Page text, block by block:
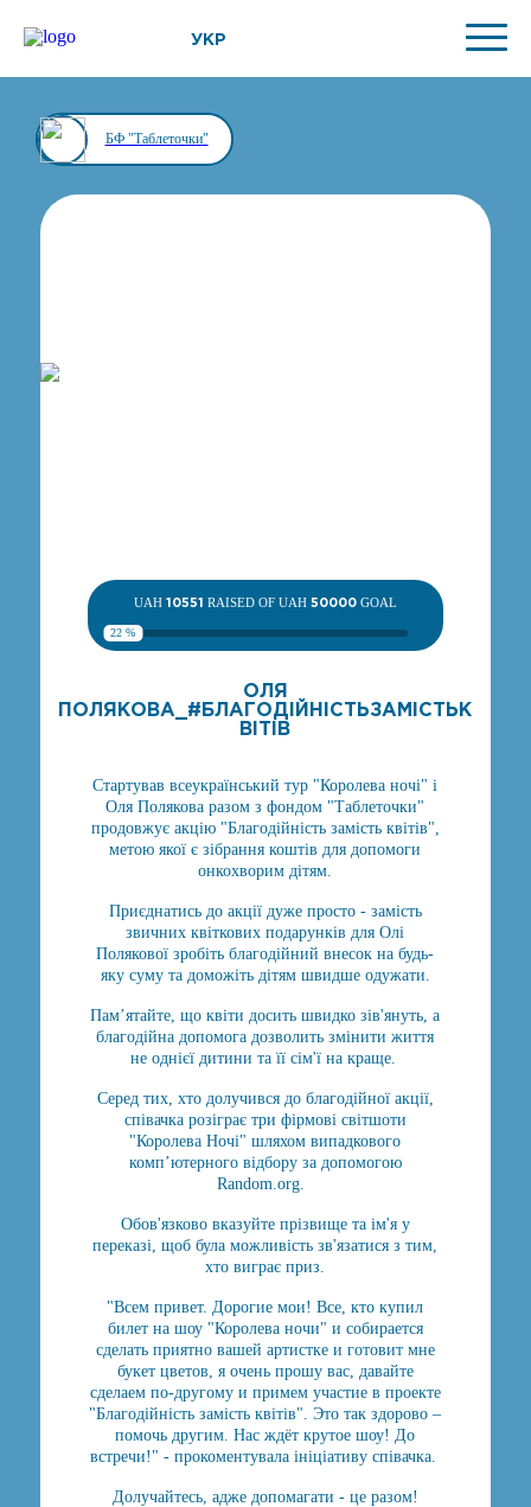
УКР
БФ "Таблеточки"
UAH 10551 RAISED OF UAH 50000GOAL
22 %
ОЛЯ
ПОЛЯКОВА_#БЛАГОДІЙНІСТЬЗАМІСТЬК
ВІТІВ
Стартував всеукраїнський тур "Королева ночі" і
Оля Полякова разом з фондом "Таблеточки"
продовжує акцію "Благодійність замість квітів",
метою якої є зібрання коштів для допомоги
онкохворим дітям.
Приєднатись до акції дуже просто - замість
звичних квіткових подарунків для Олі
Полякової зробіть благодійний внесок на будь-
яку суму та доможіть дітям швидше одужати.
Пам’ятайте, що квіти досить швидко зів'януть, а
благодійна допомога дозволить змінити життя
не однієї дитини та її сім'ї на краще.
Серед тих, хто долучився до благодійної акції,
співачка розіграє три фірмові світшоти
"Королева Ночі" шляхом випадкового
комп’ютерного відбору за допомогою
Random.org.
Обов'язково вказуйте прізвище та ім'я у
переказі, щоб була можливість зв'язатися з тим,
хто виграє приз.
"Всем привет. Дорогие мои! Все, кто купил
билет на шоу "Королева ночи" и собирается
сделать приятно вашей артистке и готовит мне
букет цветов, я очень прошу вас, давайте
сделаем по-другому и примем участие в проекте
"Благодійність замість квітів". Это так здорово –
помочь другим. Нас ждёт крутое шоу! До
встречи!" - прокоментувала ініціативу співачка.
Долучайтесь, адже допомагати - це разом!